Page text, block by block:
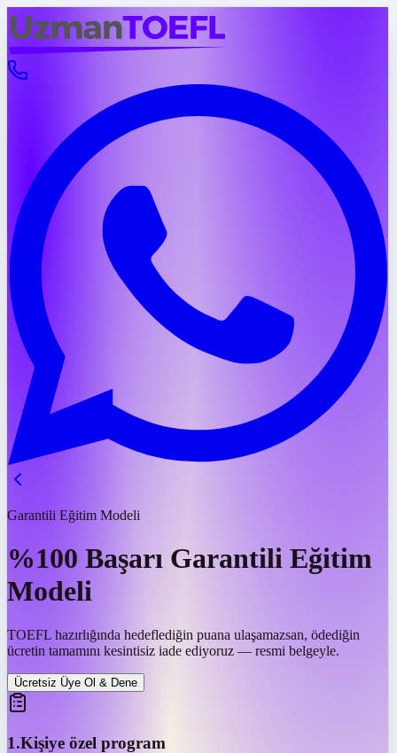
Garantili Eğitim Modeli
%100 Başarı Garantili Eğitim
Modeli
TOEFL hazırlığında hedeflediğin puana ulaşamazsan, ödediğin
ücretin tamamını kesintisiz iade ediyoruz — resmi belgeyle.
Ücretsiz Üye Ol & Dene
1.Kişiye özel program